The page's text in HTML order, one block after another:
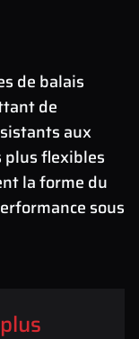
de balais
de
aux
plus flexibles
la forme du
sous